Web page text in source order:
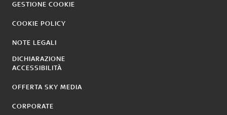
GESTIONE COOKIE
COOKIE POLICY
NOTE LEGALI
DICHIARAZIONE
ACCESSIBILITÀ
OFFERTA SKY MEDIA
CORPORATE